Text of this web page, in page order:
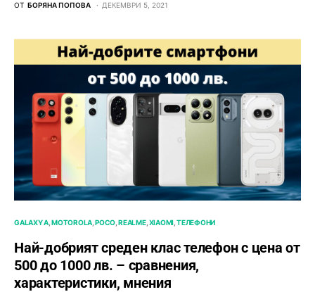
ОТ БОРЯНА ПОПОВА ДЕКЕМВРИ 5, 2021
GALAXY A MOTOROLA POCO REALME XIAOMI ТЕЛЕФОНИ
Най-добрият среден клас телефон с цена от
500 до 1000 лв. – сравнения,
характеристики, мнения